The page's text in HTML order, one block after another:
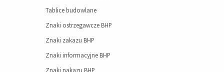
Tablice budowlane
Znaki ostrzegawcze BHP
Znaki zakazu BHP
Znaki informacyjne BHP
Znaki nakazu BHP